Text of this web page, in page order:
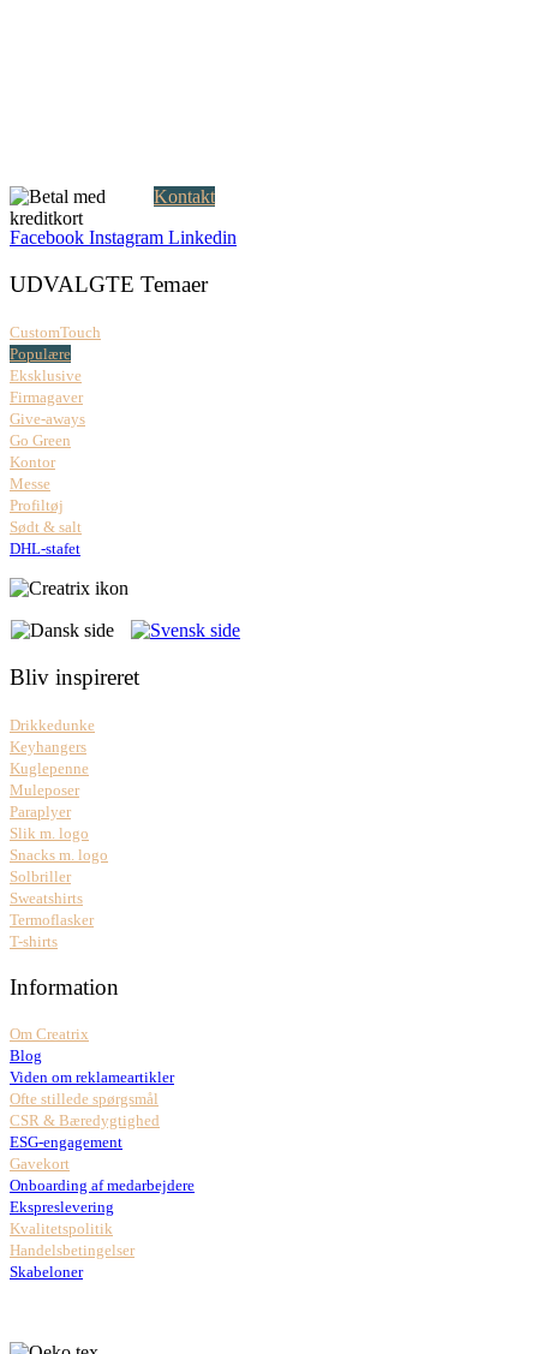
Kontakt
Facebook Instagram Linkedin
UDVALGTE Temaer
CustomTouch
Populære
Eksklusive
Firmagaver
Give-aways
Go Green
Kontor
Messe
Profiltøj
Sødt & salt
DHL-stafet
Bliv inspireret
Drikkedunke
Keyhangers
Kuglepenne
Muleposer
Paraplyer
Slik m. logo
Snacks m. logo
Solbriller
Sweatshirts
Termoflasker
T-shirts
Information
Om Creatrix
Blog
Viden om reklameartikler
Ofte stillede spørgsmål
CSR & Bæredygtighed
ESG-engagement
Gavekort
Onboarding af medarbejdere
Ekspreslevering
Kvalitetspolitik
Handelsbetingelser
Skabeloner